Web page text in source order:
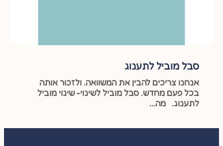
סבל מוביל לתענוג
אנחנו צריכים להבין את המשוואה. ולזכור אותה
בכל פעם מחדש. סבל מוביל לשינוי- שינוי מוביל
לתענוג. מה...